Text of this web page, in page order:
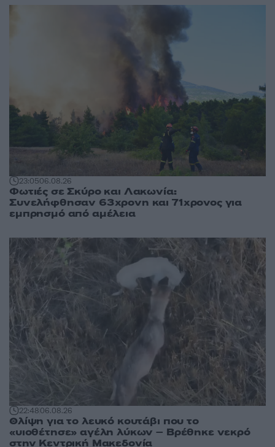
23:0506.08.26
Φωτιές σε Σκύρο και Λακωνία:
Συνελήφθησαν 63χρονη και 71χρονος για
εμπρησμό από αμέλεια
22:4806.08.26
Θλίψη για το λευκό κουτάβι που το
«υιοθέτησε» αγέλη λύκων – Βρέθηκε νεκρό
στην Κεντρική Μακεδονία